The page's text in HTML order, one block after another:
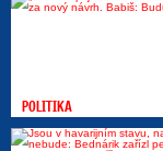
POLITIKA